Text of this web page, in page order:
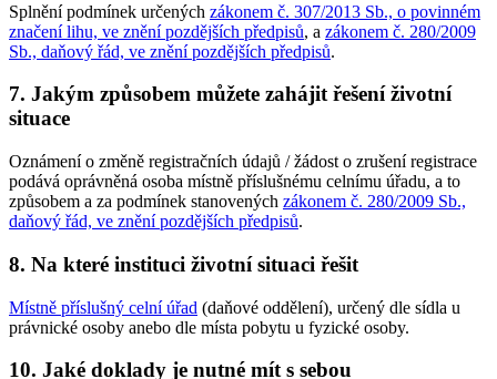
Splnění podmínek určených zákonem č. 307/2013 Sb., o povinném
značení lihu, ve znění pozdějších předpisů, a zákonem č. 280/2009
Sb., daňový řád, ve znění pozdějších předpisů.
7. Jakým způsobem můžete zahájit řešení životní
situace
Oznámení o změně registračních údajů / žádost o zrušení registrace
podává oprávněná osoba místně příslušnému celnímu úřadu, a to
způsobem a za podmínek stanovených zákonem č. 280/2009 Sb.,
daňový řád, ve znění pozdějších předpisů.
8. Na které instituci životní situaci řešit
Místně příslušný celní úřad (daňové oddělení), určený dle sídla u
právnické osoby anebo dle místa pobytu u fyzické osoby.
10. Jaké doklady je nutné mít s sebou